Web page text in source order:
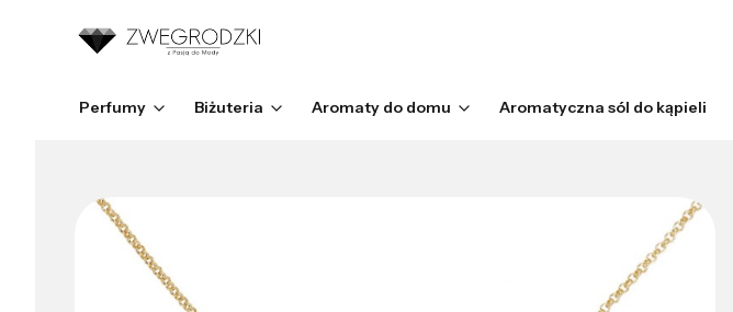
Perfumy Biżuteria Aromaty do domu Aromatyczna sól do kąpieli